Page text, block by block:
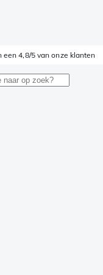
een 4,8/5 van onze klanten